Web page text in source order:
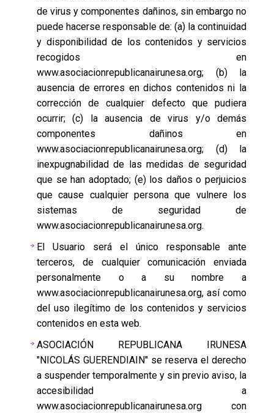
de virus y componentes dañinos, sin embargo no
puede hacerse responsable de: (a) la continuidad
y disponibilidad de los contenidos y servicios
recogidos en
www.asociacionrepublicanairunesa.org; (b) la
ausencia de errores en dichos contenidos ni la
corrección de cualquier defecto que pudiera
ocurrir; (c) la ausencia de virus y/o demás
componentes dañinos en
www.asociacionrepublicanairunesa.org; (d) la
inexpugnabilidad de las medidas de seguridad
que se han adoptado; (e) los daños o perjuicios
que cause cualquier persona que vulnere los
sistemas de seguridad de
www.asociacionrepublicanairunesa.org.
El Usuario será el único responsable ante
terceros, de cualquier comunicación enviada
personalmente o a su nombre a
www.asociacionrepublicanairunesa.org, así como
del uso ilegítimo de los contenidos y servicios
contenidos en esta web.
ASOCIACIÓN REPUBLICANA IRUNESA
"NICOLÁS GUERENDIAIN" se reserva el derecho
a suspender temporalmente y sin previo aviso, la
accesibilidad a
www.asociacionrepublicanairunesa.org con